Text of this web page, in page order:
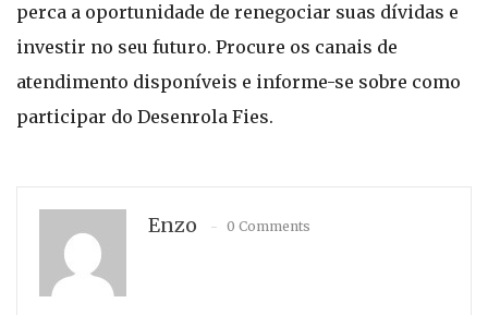
perca a oportunidade de renegociar suas dívidas e
investir no seu futuro. Procure os canais de
atendimento disponíveis e informe-se sobre como
participar do Desenrola Fies.
Enzo 0 Comments